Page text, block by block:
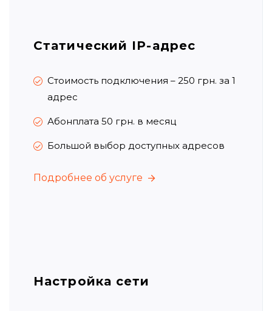
Статический IP-адрес
Стоимость подключения – 250 грн. за 1
адрес
Абонплата 50 грн. в месяц
Большой выбор доступных адресов
Подробнее об услуге
Настройка сети